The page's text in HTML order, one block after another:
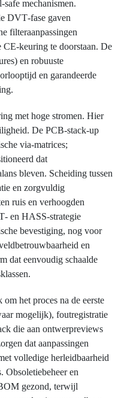
mechanismen.
DVT‑fase gaven
filteraanpassingen
te doorstaan. De
en robuuste
en garandeerde
met hoge stromen. Hier
De PCB‑stack‑up
via‑matrices;
dat
bleven. Scheiding tussen
en zorgvuldig
ruis en verhoogden
en HASS‑strategie
bevestiging, nog voor
en
dat eenvoudig schaalde
het proces na de eerste
mogelijk), foutregistratie
die aan ontwerpreviews
dat aanpassingen
volledige herleidbaarheid
Obsoletiebeheer en
gezond, terwijl